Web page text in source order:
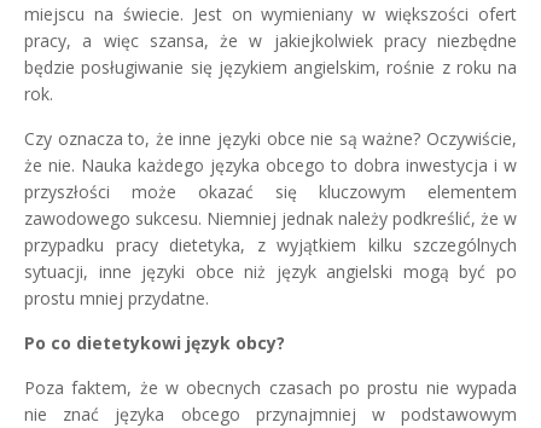
miejscu na świecie. Jest on wymieniany w większości ofert
pracy, a więc szansa, że w jakiejkolwiek pracy niezbędne
będzie posługiwanie się językiem angielskim, rośnie z roku na
rok.
Czy oznacza to, że inne języki obce nie są ważne? Oczywiście,
że nie. Nauka każdego języka obcego to dobra inwestycja i w
przyszłości może okazać się kluczowym elementem
zawodowego sukcesu. Niemniej jednak należy podkreślić, że w
przypadku pracy dietetyka, z wyjątkiem kilku szczególnych
sytuacji, inne języki obce niż język angielski mogą być po
prostu mniej przydatne.
Po co dietetykowi język obcy?
Poza faktem, że w obecnych czasach po prostu nie wypada
nie znać języka obcego przynajmniej w podstawowym